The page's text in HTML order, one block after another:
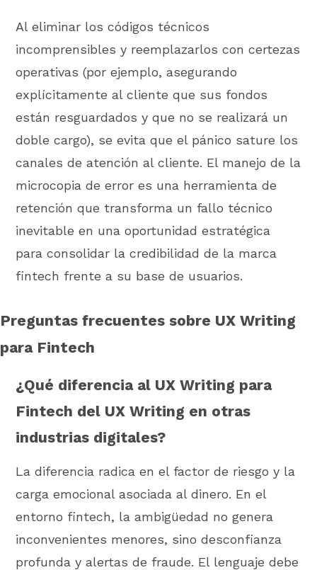
Al eliminar los códigos técnicos
incomprensibles y reemplazarlos con certezas
operativas (por ejemplo, asegurando
explícitamente al cliente que sus fondos
están resguardados y que no se realizará un
doble cargo), se evita que el pánico sature los
canales de atención al cliente. El manejo de la
microcopia de error es una herramienta de
retención que transforma un fallo técnico
inevitable en una oportunidad estratégica
para consolidar la credibilidad de la marca
fintech frente a su base de usuarios.
Preguntas frecuentes sobre UX Writing
para Fintech
¿Qué diferencia al UX Writing para
Fintech del UX Writing en otras
industrias digitales?
La diferencia radica en el factor de riesgo y la
carga emocional asociada al dinero. En el
entorno fintech, la ambigüedad no genera
inconvenientes menores, sino desconfianza
profunda y alertas de fraude. El lenguaje debe